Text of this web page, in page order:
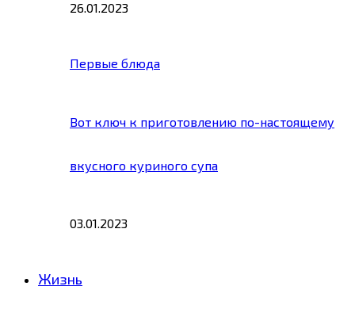
26.01.2023
Первые блюда
Вот ключ к приготовлению по-настоящему
вкусного куриного супа
03.01.2023
Жизнь